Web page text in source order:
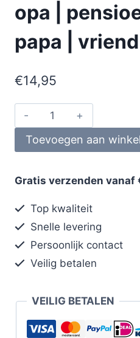
opa |
papa | vriend
€14,95
Toevoegen aan
Gratis verzenden vanaf
Top kwaliteit
Snelle levering
Persoonlijk contact
Veilig betalen
VEILIG BETALEN